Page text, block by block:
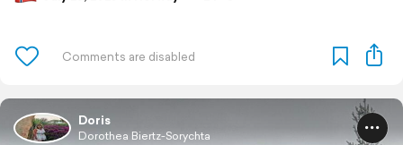
Doris
Dorothea Biertz-Sorychta